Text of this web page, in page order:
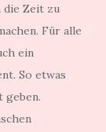
die Zeit zu
Für alle
ein
So etwas
geben.